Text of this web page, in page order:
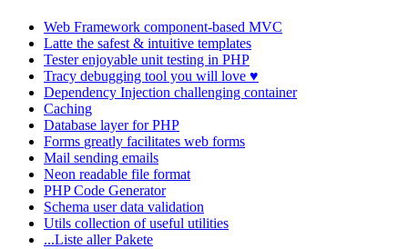
Web Framework component-based MVC
Latte the safest & intuitive templates
Testerenjoyable unit testing in PHP
Tracy debugging tool you will love ♥
Dependency Injection challenging container
Caching
Database layer for PHP
Forms greatly facilitates web forms
Mail sending emails
Neon readable file format
PHP Code Generator
Schema user data validation
Utils collection of useful utilities
...Liste aller Pakete